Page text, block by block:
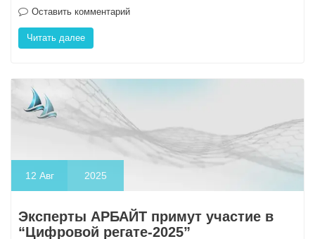
Оставить комментарий
Читать далее
12 Авг 2025
Эксперты АРБАЙТ примут участие в
“Цифровой регате-2025”